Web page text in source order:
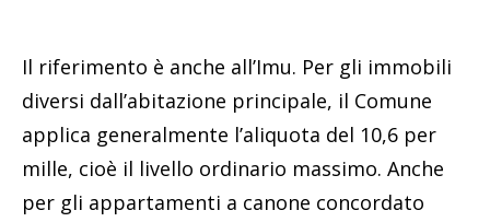
Il riferimento è anche all’Imu. Per gli immobili
diversi dall’abitazione principale, il Comune
applica generalmente l’aliquota del 10,6 per
mille, cioè il livello ordinario massimo. Anche
per gli appartamenti a canone concordato